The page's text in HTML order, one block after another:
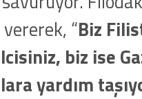
“Biz
biz ise
yardım